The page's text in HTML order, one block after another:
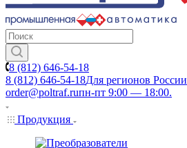
8 (812) 646-54-18
8 (812) 646-54-18Для регионов России
order@poltraf.ruпн-пт 9:00 — 18:00.
Продукция